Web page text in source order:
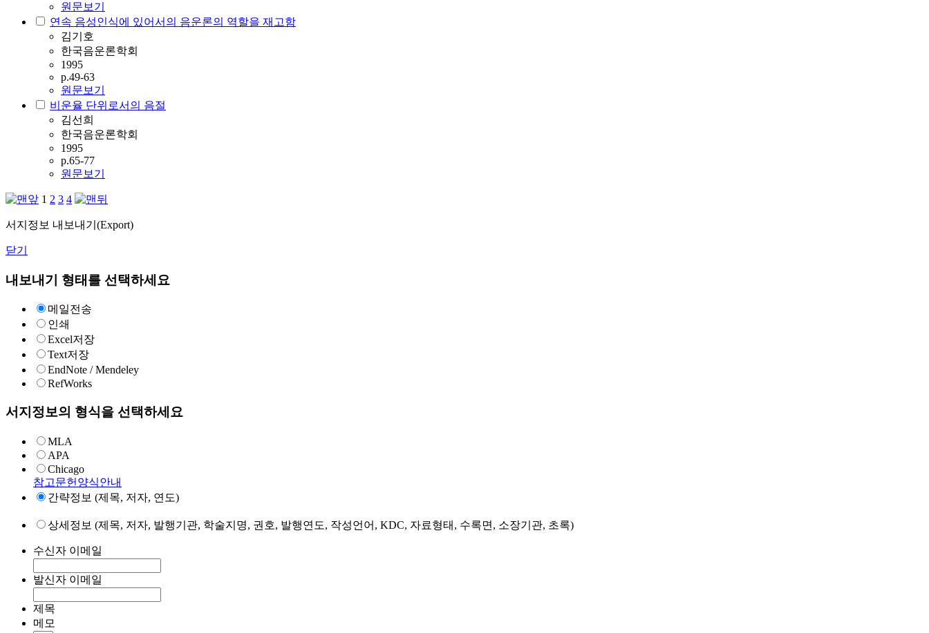
원문보기
연속 음성인식에 있어서의 음운론의 역할을 재고함
김기호
한국음운론학회
1995
p.49-63
원문보기
비운율 단위로서의 음절
김선희
한국음운론학회
1995
p.65-77
원문보기
1 2 3 4
서지정보 내보내기(Export)
닫기
내보내기 형태를 선택하세요
메일전송
인쇄
Excel저장
Text저장
EndNote / Mendeley
RefWorks
서지정보의 형식을 선택하세요
MLA
APA
Chicago
참고문헌양식안내
간략정보 (제목, 저자, 연도)
상세정보 (제목, 저자, 발행기관, 학술지명, 권호, 발행연도, 작성언어, KDC, 자료형태, 수록면, 소장기관, 초록)
수신자 이메일
발신자 이메일
제목
메모